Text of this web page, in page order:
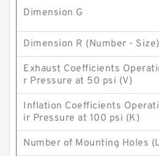
Dimension G
Dimension R (Number - Size)
Exhaust Coefficients
r Pressure at 50 psi (V)
Inflation Coefficients
ir Pressure at 100 psi (K)
Number of Mounting Holes